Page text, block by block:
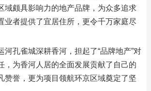
域颇具影响力的地产品牌，为众多追求
业者提供了宜居住所，更令千万家庭尽
河孔雀城深耕香河，担起了“品牌地产”对
，为香河人居的全面发展贡献了自己的
赞誉，更为项目领航环京区域奠定了坚